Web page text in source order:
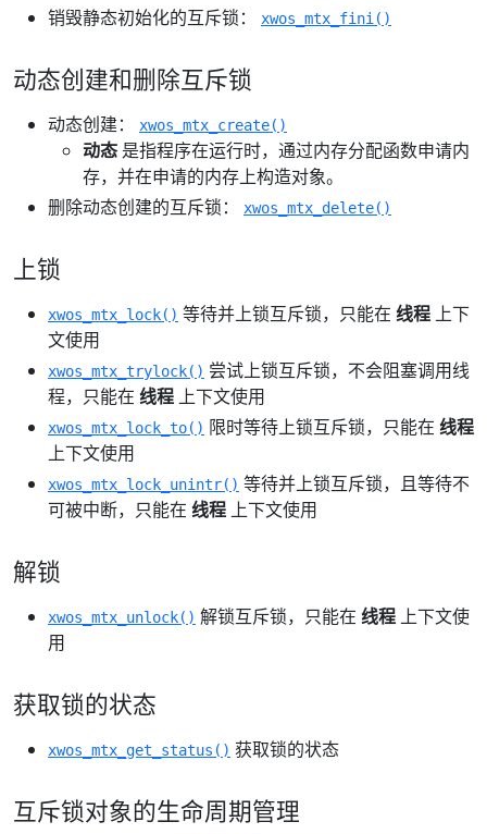
销毁静态初始化的互斥锁：
xwos_mtx_fini()
动态创建和删除互斥锁
动态创建： xwos_mtx_create()
动态 是指程序在运行时，通过内存分配函数申请内
存，并在申请的内存上构造对象。
删除动态创建的互斥锁：
xwos_mtx_delete()
上锁
xwos_mtx_lock() 等待并上锁互斥锁，只能在 线程 上下
文使用
xwos_mtx_trylock() 尝试上锁互斥锁，不会阻塞调用线
程，只能在 线程 上下文使用
xwos_mtx_lock_to() 限时等待上锁互斥锁，只能在 线程
上下文使用
xwos_mtx_lock_unintr() 等待并上锁互斥锁，且等待不
可被中断，只能在 线程 上下文使用
解锁
xwos_mtx_unlock() 解锁互斥锁，只能在 线程 上下文使
用
获取锁的状态
xwos_mtx_get_status() 获取锁的状态
互斥锁对象的生命周期管理